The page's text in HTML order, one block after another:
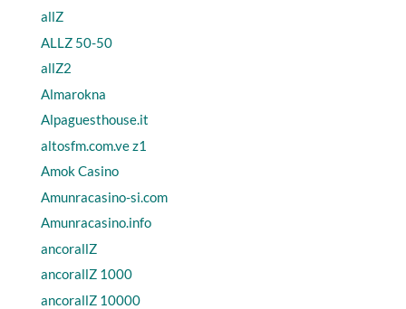
allZ
ALLZ 50-50
allZ2
Almarokna
Alpaguesthouse.it
altosfm.com.ve z1
Amok Casino
Amunracasino-si.com
Amunracasino.info
ancorallZ
ancorallZ 1000
ancorallZ 10000